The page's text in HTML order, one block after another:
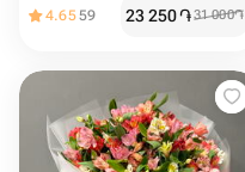
4.6559 23 250֏31 000֏